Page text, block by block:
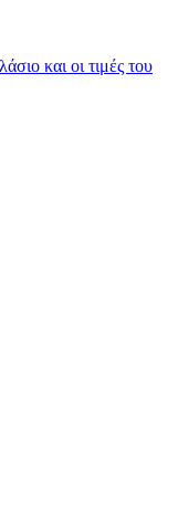
και οι τιμές του